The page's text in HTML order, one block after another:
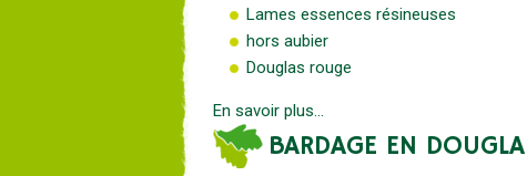
Lames essences résineuses
hors aubier
Douglas rouge
En savoir plus...
BARDAGE EN